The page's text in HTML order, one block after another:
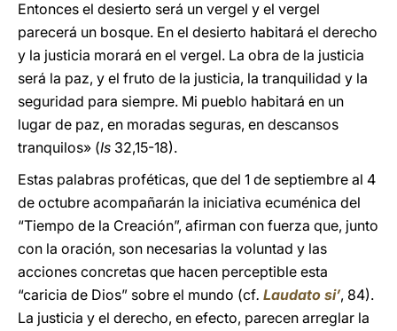
Entonces el desierto será un vergel y el vergel
parecerá un bosque. En el desierto habitará el derecho
y la justicia morará en el vergel. La obra de la justicia
será la paz, y el fruto de la justicia, la tranquilidad y la
seguridad para siempre. Mi pueblo habitará en un
lugar de paz, en moradas seguras, en descansos
tranquilos» (Is 32,15-18).
Estas palabras proféticas, que del 1 de septiembre al 4
de octubre acompañarán la iniciativa ecuménica del
“Tiempo de la Creación”, afirman con fuerza que, junto
con la oración, son necesarias la voluntad y las
acciones concretas que hacen perceptible esta
“caricia de Dios” sobre el mundo (cf. Laudato si’, 84).
La justicia y el derecho, en efecto, parecen arreglar la